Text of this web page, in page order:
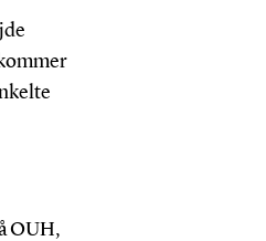
OUH,